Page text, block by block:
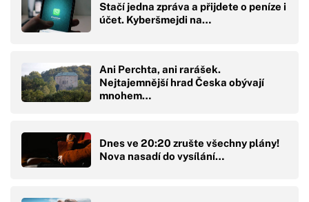
Stačí jedna zpráva a přijdete o peníze i
účet. Kyberšmejdi na…
Ani Perchta, ani rarášek.
Nejtajemnější hrad Česka obývají
mnohem…
Dnes ve 20:20 zrušte všechny plány!
Nova nasadí do vysílání…